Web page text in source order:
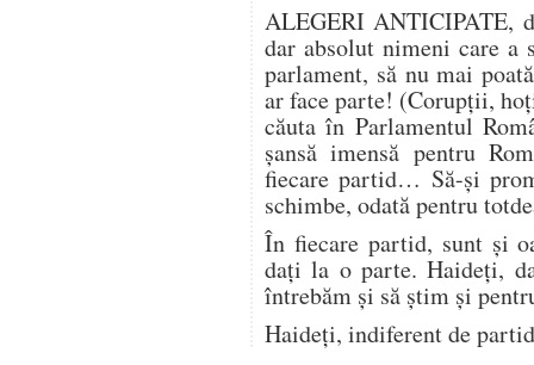
ALEGERI ANTICIPATE,
dar absolut nimeni care a
parlament, să nu mai
ar face parte! (Corupții,
căuta în Parlamentul
şansă imensă pentru
fiecare partid… Să-şi
schimbe, odată pentru
În fiecare partid, sunt şi
dați la o parte. Haideți,
întrebăm şi să ştim şi
Haideți, indiferent de